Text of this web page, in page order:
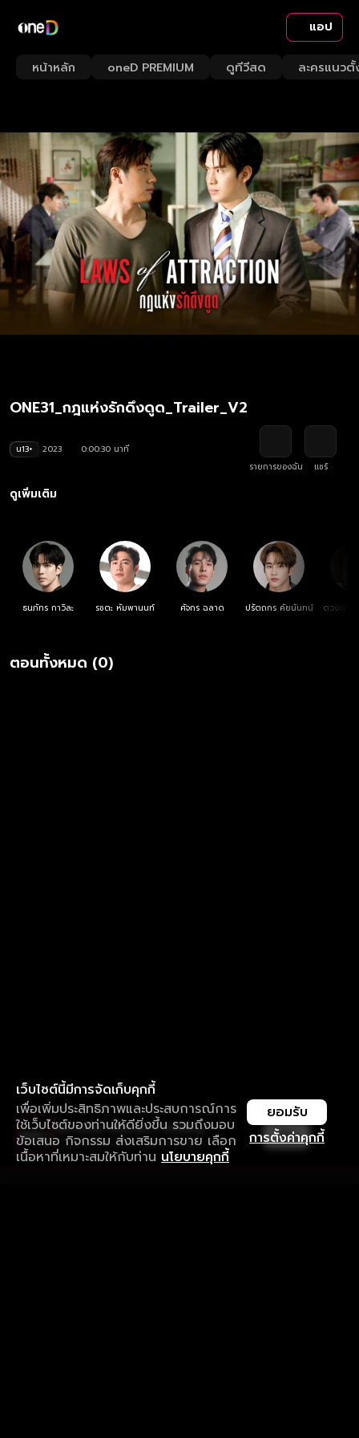
แอป
หน้าหลัก oneD PREMIUM ดูทีวีสด ละครแนวตั้
ONE31_กฎแห่งรักดึงดูด_Trailer_V2
น13+ 2023
0:00:30 นาที
รายการของฉัน
แชร์
ดูเพิ่มเติม
ธนภัทร กาวิละ รชตะ หัมพานนท์ ศัจกร ฉลาด ปรัตถกร คัยนันทน์ ดวงดาว
ตอนทั้งหมด (0)
เว็บไซต์นี้มีการจัดเก็บคุกกี้
เพื่อเพิ่มประสิทธิภาพและประสบการณ์การ
ใช้เว็บไซต์ของท่านให้ดียิ่งขึ้น รวมถึงมอบ
ข้อเสนอ กิจกรรม ส่งเสริมการขาย เลือก
เนื้อหาที่เหมาะสมให้กับท่าน นโยบายคุกกี้
การตั้งค่าคุกกี้
ยอมรับ
ใช้งานแอป ลื่นไหลกว่า ไม่มีสะดุด
ดาวน์โหลดแอปเพื่อการรับชมที่ดีกว่า เปิด